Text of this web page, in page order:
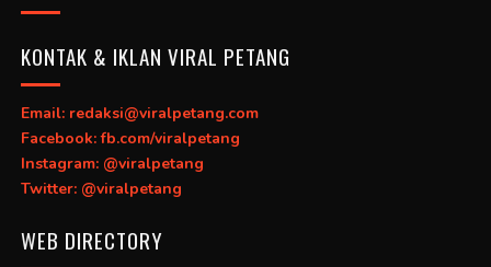
KONTAK & IKLAN VIRAL PETANG
Email: redaksi@viralpetang.com
Facebook: fb.com/viralpetang
Instagram: @viralpetang
Twitter: @viralpetang
WEB DIRECTORY